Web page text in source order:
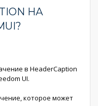
НА
в HeaderCaption
UI.
которое может